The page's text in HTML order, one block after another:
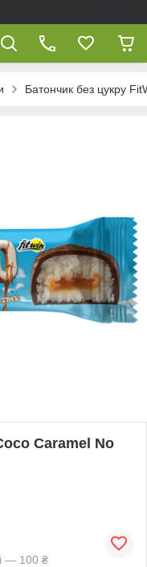
Батончик без цукру
Caramel No
— 100 ₴